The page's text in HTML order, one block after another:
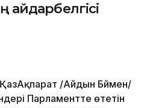
/Айдын Бәймен/
Парламентте өтетін